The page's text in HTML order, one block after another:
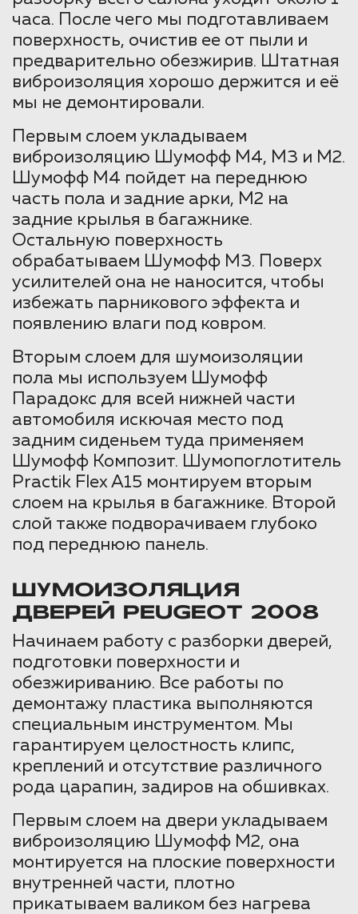
часа. После чего мы подготавливаем
поверхность, очистив ее от пыли и
предварительно обезжирив. Штатная
виброизоляция хорошо держится и её
мы не демонтировали.
Первым слоем укладываем
виброизоляцию Шумофф М4, М3 и М2.
Шумофф М4 пойдет на переднюю
часть пола и задние арки, М2 на
задние крылья в багажнике.
Остальную поверхность
обрабатываем Шумофф М3. Поверх
усилителей она не наносится, чтобы
избежать парникового эффекта и
появлению влаги под ковром.
Вторым слоем для шумоизоляции
пола мы используем Шумофф
Парадокс для всей нижней части
автомобиля искючая место под
задним сиденьем туда применяем
Шумофф Композит. Шумопоглотитель
Practik Flex A15 монтируем вторым
слоем на крылья в багажнике. Второй
слой также подворачиваем глубоко
под переднюю панель.
ШУМОИЗОЛЯЦИЯ
ДВЕРЕЙ PEUGEOT 2008
Начинаем работу с разборки дверей,
подготовки поверхности и
обезжириванию. Все работы по
демонтажу пластика выполняются
специальным инструментом. Мы
гарантируем целостность клипс,
креплений и отсутствие различного
рода царапин, задиров на обшивках.
Первым слоем на двери укладываем
виброизоляцию Шумофф М2, она
монтируется на плоские поверхности
внутренней части, плотно
прикатываем валиком без нагрева